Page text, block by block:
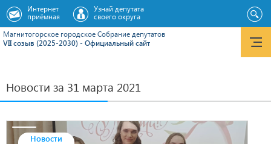
Магнитогорское городское Cобрание депутатов
VII созыв (2025-2030) - Официальный сайт
Интернет
приёмная
Узнай депутата
своего округа
Новости за 31 марта 2021
Новости